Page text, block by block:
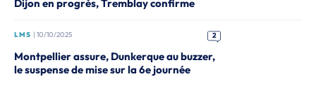
Dijon en progrès, Tremblay confirme
LMS | 10/10/2025 2
Montpellier assure, Dunkerque au buzzer,
le suspense de mise sur la 6e journée